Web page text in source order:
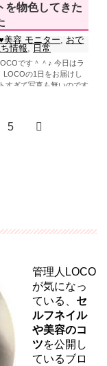
を物色してきた
美容 モニター
おで
情報 日常
です＾＾♪ 今日はラ
LOCOの1日をお届けし
すぎて写真も無いのです
5
管理人LOCO
が気になっ
ている、 セ
ルフネイル
や美容のコ
ツを公開し
ているブロ